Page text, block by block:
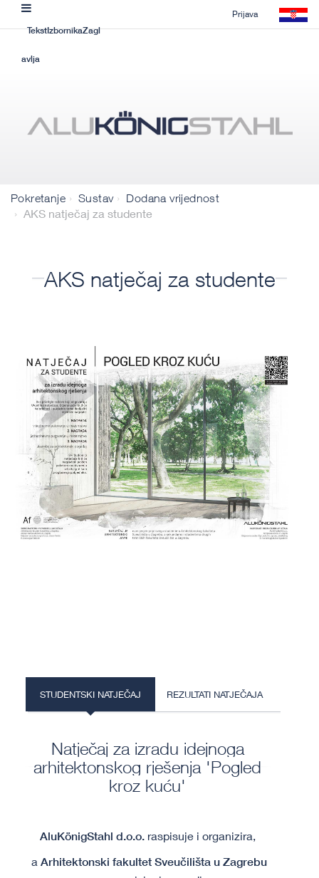
TekstIzbornikaZagl
avlja
Prijava
Pokretanje Sustav Dodana vrijednost
AKS natječaj za studente
AKS natječaj za studente
STUDENTSKI NATJEČAJ REZULTATI NATJEČAJA